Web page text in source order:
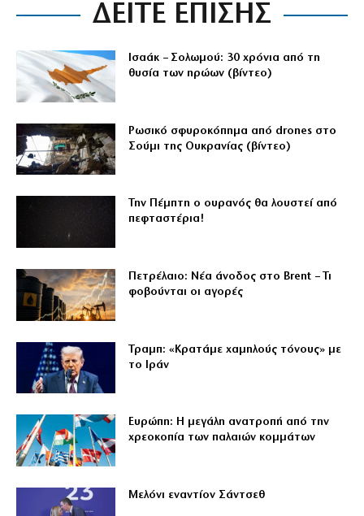
ΔΕΙΤΕ ΕΠΙΣΗΣ
Ισαάκ – Σολωμού: 30 χρόνια από τη
θυσία των ηρώων (βίντεο)
Ρωσικό σφυροκόπημα από drones στο
Σούμι της Ουκρανίας (βίντεο)
Την Πέμπτη ο ουρανός θα λουστεί από
πεφταστέρια!
Πετρέλαιο: Νέα άνοδος στο Brent – Τι
φοβούνται οι αγορές
Τραμπ: «Κρατάμε χαμηλούς τόνους» με
το Ιράν
Ευρώπη: Η μεγάλη ανατροπή από την
χρεοκοπία των παλαιών κομμάτων
Μελόνι εναντίον Σάντσεθ